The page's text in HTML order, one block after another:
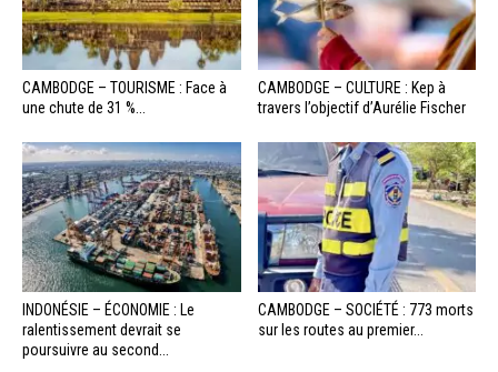
CAMBODGE – TOURISME : Face à
une chute de 31 %...
CAMBODGE – CULTURE : Kep à
travers l’objectif d’Aurélie Fischer
INDONÉSIE – ÉCONOMIE : Le
ralentissement devrait se
poursuivre au second...
CAMBODGE – SOCIÉTÉ : 773 morts
sur les routes au premier...